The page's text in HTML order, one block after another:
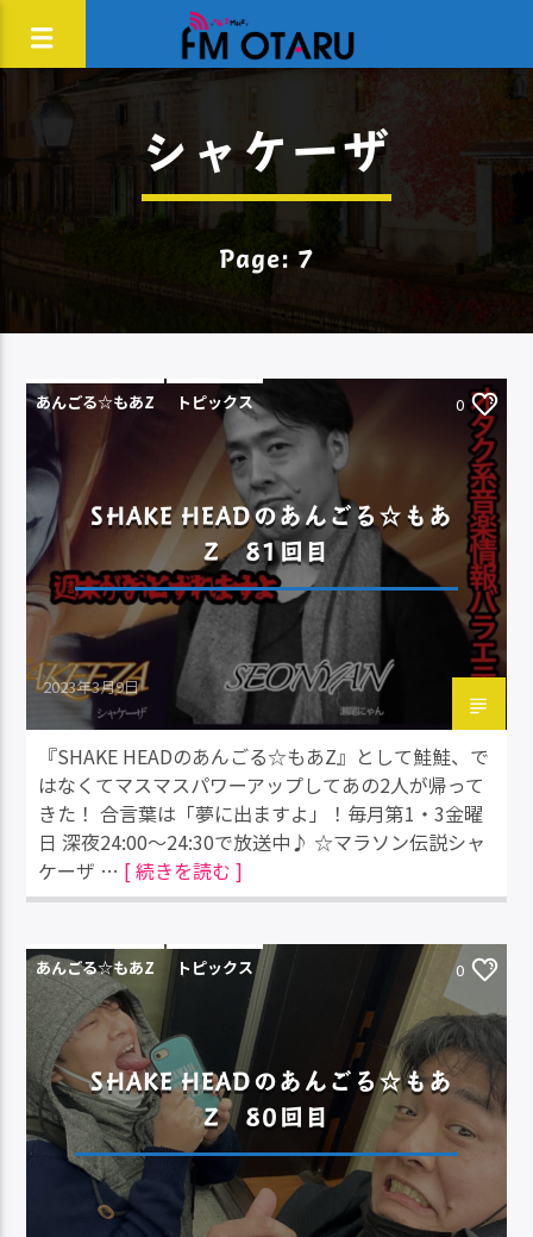
シャケーザ
Page: 7
あんごる☆もあZ トピックス 0
SHAKE HEADのあんごる☆もあ
Z 81回目
2023年3月9日
『SHAKE HEADのあんごる☆もあZ』として鮭鮭、で
はなくてマスマスパワーアップしてあの2人が帰って
きた！ 合言葉は「夢に出ますよ」！毎月第1・3金曜
日 深夜24:00～24:30で放送中♪ ☆マラソン伝説シャ
ケーザ … [ 続きを読む ]
あんごる☆もあZ トピックス 0
SHAKE HEADのあんごる☆もあ
Z 80回目